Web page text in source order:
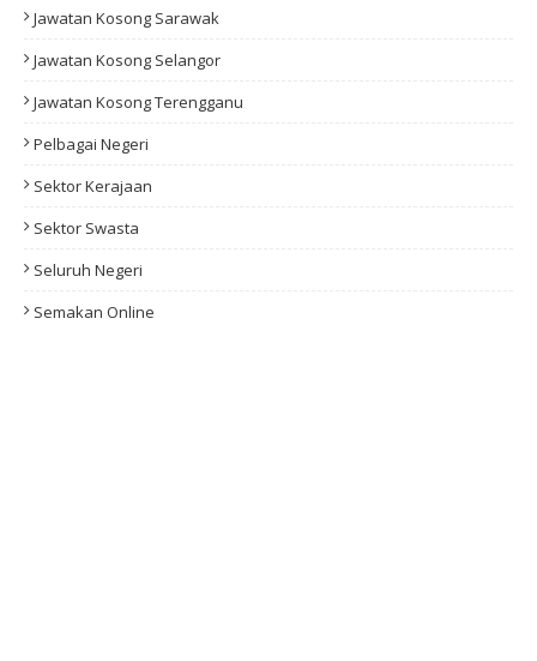
Jawatan Kosong Sarawak
Jawatan Kosong Selangor
Jawatan Kosong Terengganu
Pelbagai Negeri
Sektor Kerajaan
Sektor Swasta
Seluruh Negeri
Semakan Online